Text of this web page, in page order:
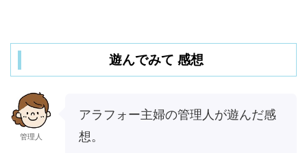
遊んでみて 感想
管理人
アラフォー主婦の管理人が遊んだ感
想。